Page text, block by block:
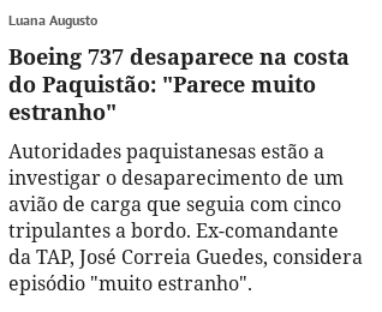
Luana Augusto
Boeing 737 desaparece na costa
do Paquistão: "Parece muito
estranho"
Autoridades paquistanesas estão a
investigar o desaparecimento de um
avião de carga que seguia com cinco
tripulantes a bordo. Ex-comandante
da TAP, José Correia Guedes, considera
episódio "muito estranho".